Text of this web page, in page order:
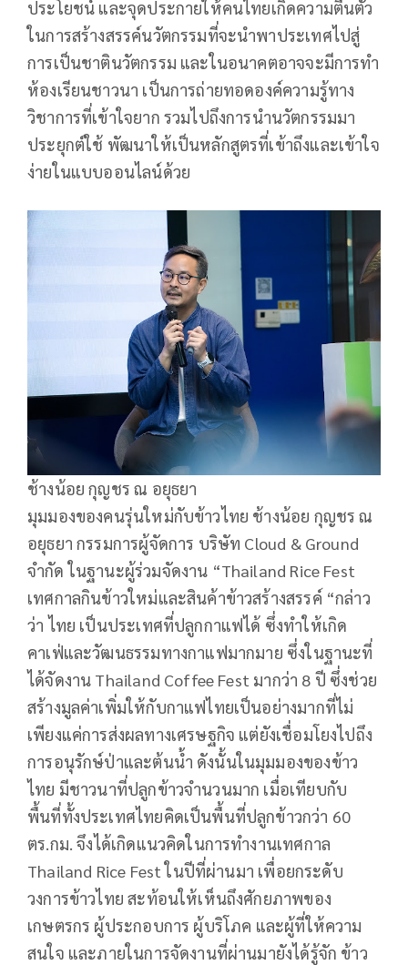
ประโยชน์ และจุดประกายให้คนไทยเกิดความตื่นตัว
ในการสร้างสรรค์นวัตกรรมที่จะนำพาประเทศไปสู่
การเป็นชาตินวัตกรรม และในอนาคตอาจจะมีการทำ
ห้องเรียนชาวนา เป็นการถ่ายทอดองค์ความรู้ทาง
วิชาการที่เข้าใจยาก รวมไปถึงการนำนวัตกรรมมา
ประยุกต์ใช้ พัฒนาให้เป็นหลักสูตรที่เข้าถึงและเข้าใจ
ง่ายในแบบออนไลน์ด้วย
ช้างน้อย กุญชร ณ อยุธยา
มุมมองของคนรุ่นใหม่กับข้าวไทย ช้างน้อย กุญชร ณ
อยุธยา กรรมการผู้จัดการ บริษัท Cloud & Ground
จำกัด ในฐานะผู้ร่วมจัดงาน “Thailand Rice Fest
เทศกาลกินข้าวใหม่และสินค้าข้าวสร้างสรรค์ “กล่าว
ว่า ไทย เป็นประเทศที่ปลูกกาแฟได้ ซึ่งทำให้เกิด
คาเฟ่และวัฒนธรรมทางกาแฟมากมาย ซึ่งในฐานะที่
ได้จัดงาน Thailand Coffee Fest มากว่า 8 ปี ซึ่งช่วย
สร้างมูลค่าเพิ่มให้กับกาแฟไทยเป็นอย่างมากที่ไม่
เพียงแค่การส่งผลทางเศรษฐกิจ แต่ยังเชื่อมโยงไปถึง
การอนุรักษ์ป่าและต้นน้ำ ดังนั้นในมุมมองของข้าว
ไทย มีชาวนาที่ปลูกข้าวจำนวนมาก เมื่อเทียบกับ
พื้นที่ทั้งประเทศไทยคิดเป็นพื้นที่ปลูกข้าวกว่า 60
ตร.กม. จึงได้เกิดแนวคิดในการทำงานเทศกาล
Thailand Rice Fest ในปีที่ผ่านมา เพื่อยกระดับ
วงการข้าวไทย สะท้อนให้เห็นถึงศักยภาพของ
เกษตรกร ผู้ประกอบการ ผู้บริโภค และผู้ที่ให้ความ
สนใจ และภายในการจัดงานที่ผ่านมายังได้รู้จัก ข้าว